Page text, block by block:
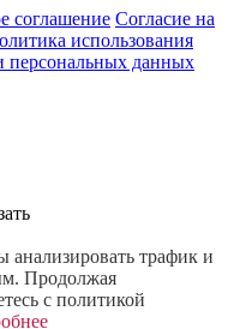
соглашение Согласие на
использования
персональных данных
трафик и
Продолжая
с политикой